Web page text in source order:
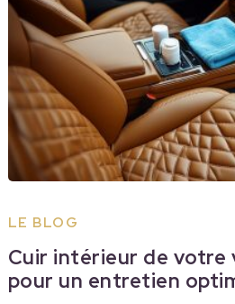
LE BLOG
Cuir intérieur de votre
pour un entretien